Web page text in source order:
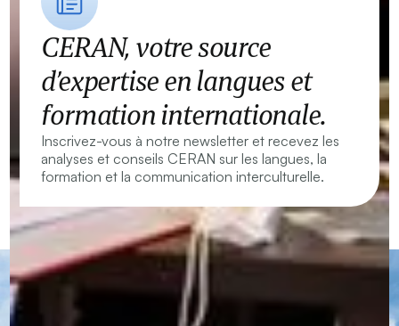
CERAN, votre source
d’expertise en langues et
formation internationale.
Inscrivez-vous à notre newsletter et recevez les
analyses et conseils CERAN sur les langues, la
formation et la communication interculturelle.